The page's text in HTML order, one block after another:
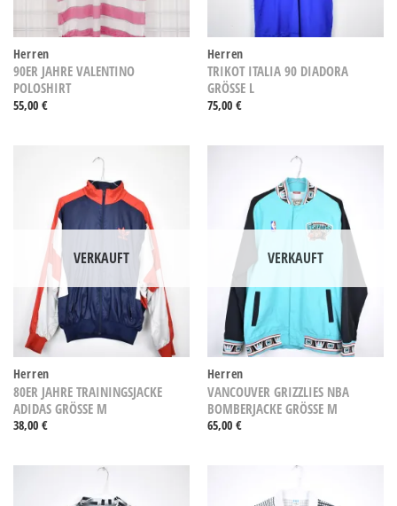
Herren
90ER JAHRE VALENTINO
POLOSHIRT
55,00 €
Herren
TRIKOT ITALIA 90 DIADORA
GRÖSSE L
75,00 €
VERKAUFT
Herren
80ER JAHRE TRAININGSJACKE
ADIDAS GRÖSSE M
38,00 €
VERKAUFT
Herren
VANCOUVER GRIZZLIES NBA
BOMBERJACKE GRÖSSE M
65,00 €